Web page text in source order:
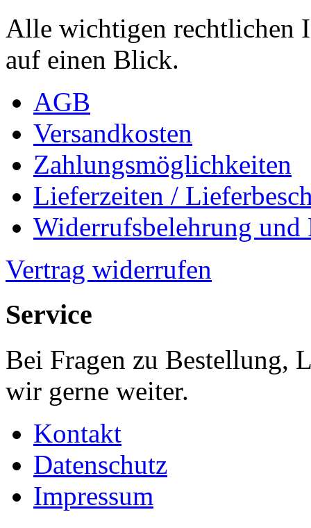
Alle wichtigen rechtlichen
auf einen Blick.
AGB
Versandkosten
Zahlungsmöglichkeiten
Lieferzeiten /
Widerrufsbelehrung und
Vertrag widerrufen
Service
Bei Fragen zu Bestellung,
wir gerne weiter.
Kontakt
Datenschutz
Impressum